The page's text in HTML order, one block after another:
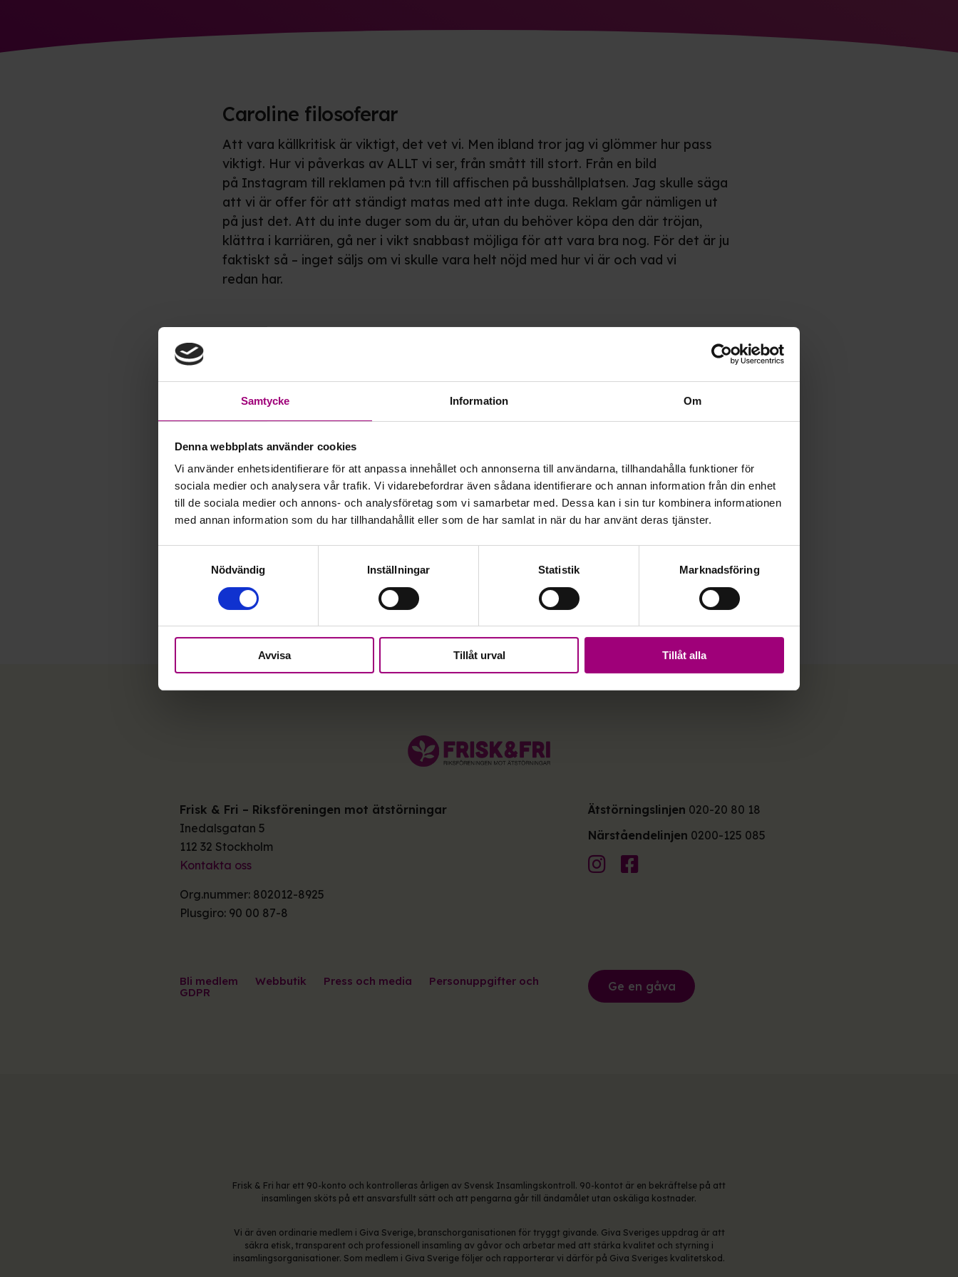
Samtycke Information Om
Denna webbplats använder cookies
Vi använder enhetsidentifierare för att anpassa innehållet och annonserna till användarna, tillhandahålla funktioner för
sociala medier och analysera vår trafik. Vi vidarebefordrar även sådana identifierare och annan information från din enhet
till de sociala medier och annons- och analysföretag som vi samarbetar med. Dessa kan i sin tur kombinera informationen
med annan information som du har tillhandahållit eller som de har samlat in när du har använt deras tjänster.
Nödvändig
Inställningar Statistik Marknadsföring
Avvisa Tillåt urval Tillåt alla
Caroline filosoferar
Att vara källkritisk är viktigt, det vet vi. Men ibland tror jag vi glömmer hur pass
viktigt. Hur vi påverkas av ALLT vi ser, från smått till stort. Från en bild
på Instagram till reklamen på tv:n till affischen på busshållplatsen. Jag skulle säga
att vi är offer för att ständigt matas med att inte duga. Reklam går nämligen ut
på just det. Att du inte duger som du är, utan du behöver köpa den där tröjan,
klättra i karriären, gå ner i vikt snabbast möjliga för att vara bra nog. För det är ju
faktiskt så – inget säljs om vi skulle vara helt nöjd med hur vi är och vad vi
redan har.
När jag första gången fick höra någon prata kring reklam på det viset var det som
en ögonöppnare för mig. Det var också till stor hjälp för mig när jag tyckte att jag
inte var bra nog, var kritisk till mitt utseende och mig själv- att då påminna mig om
att det inte är så konstiga känslor och tankar med tanke på att vi matas med
detta dagligen. Vi MÅSTE bli matade att vi behöver annat och inte duger som vi
är för att hela den här karusellen ska gå runt.
Men om vi tillsammans kliver av karusellen så kanske vi kan skapa stordåd!
Frisk & Fri – Riksföreningen mot ätstörningar
Inedalsgatan 5
112 32 Stockholm
Kontakta oss
Org.nummer: 802012-8925
Plusgiro: 90 00 87-8
Ätstörningslinjen 020-20 80 18
Närståendelinjen 0200-125 085
Bli medlem Webbutik Press och media
Personuppgifter och
GDPR
Ge en gåva
Frisk & Fri har ett 90-konto och kontrolleras årligen av Svensk Insamlingskontroll. 90-kontot är en bekräftelse på att
insamlingen sköts på ett ansvarsfullt sätt och att pengarna går till ändamålet utan oskäliga kostnader.
Vi är även ordinarie medlem i Giva Sverige, branschorganisationen för tryggt givande. Giva Sveriges uppdrag är att
säkra etisk, transparent och professionell insamling av gåvor och arbetar med att stärka kvalitet och styrning i
insamlingsorganisationer. Som medlem i Giva Sverige följer och rapporterar vi därför på Giva Sveriges kvalitetskod.